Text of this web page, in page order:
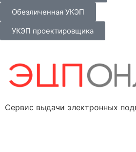
Обезличенная УКЭП
УКЭП проектировщика
Сервис выдачи электронных